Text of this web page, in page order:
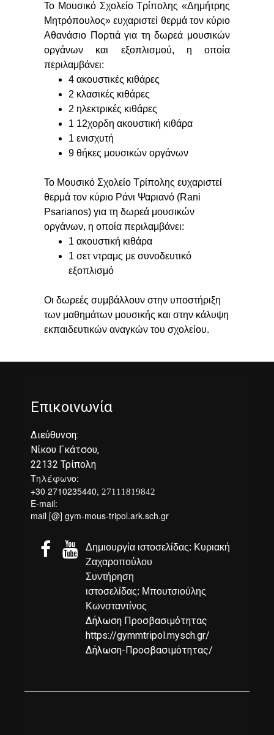
Το Μουσικό Σχολείο Τρίπολης «Δημήτρης
Μητρόπουλος» ευχαριστεί θερμά τον κύριο
Αθανάσιο Πορτιά για τη δωρεά μουσικών
οργάνων και εξοπλισμού, η οποία
περιλαμβάνει:
4 ακουστικές κιθάρες
2 κλασικές κιθάρες
2 ηλεκτρικές κιθάρες
1 12χορδη ακουστική κιθάρα
1 ενισχυτή
9 θήκες μουσικών οργάνων
Το Μουσικό Σχολείο Τρίπολης ευχαριστεί
θερμά τον κύριο Ράνι Ψαριανό (Rani
Psarianos) για τη δωρεά μουσικών
οργάνων, η οποία περιλαμβάνει:
1 ακουστική κιθάρα
1 σετ ντραμς με συνοδευτικό
εξοπλισμό
Οι δωρεές συμβάλλουν στην υποστήριξη
των μαθημάτων μουσικής και στην κάλυψη
εκπαιδευτικών αναγκών του σχολείου.
Επικοινωνία
Διεύθυνση:
Νίκου Γκάτσου,
22132 Τρίπολη
Τηλέφωνο:
+30 2710235440, 27111819842
E-mail:
mail [@] gym-mous-tripol.ark.sch.gr
 
Δημιουργία ιστοσελίδας: Κυριακή
Ζαχαροπούλου
Συντήρηση
ιστοσελίδας: Μπουτσιούλης
Κωνσταντίνος
Δήλωση Προσβασιμότητας
https://gymmtripol.mysch.gr/
Δήλωση-Προσβασιμότητας/